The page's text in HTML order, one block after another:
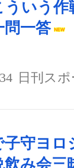
ういう作
一答
日刊スポ
子守ヨロ
飲み会三